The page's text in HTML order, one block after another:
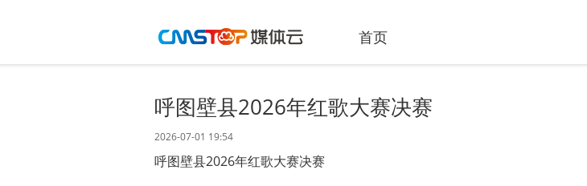
首页
呼图壁县2026年红歌大赛决赛
2026-07-01 19:54
呼图壁县2026年红歌大赛决赛